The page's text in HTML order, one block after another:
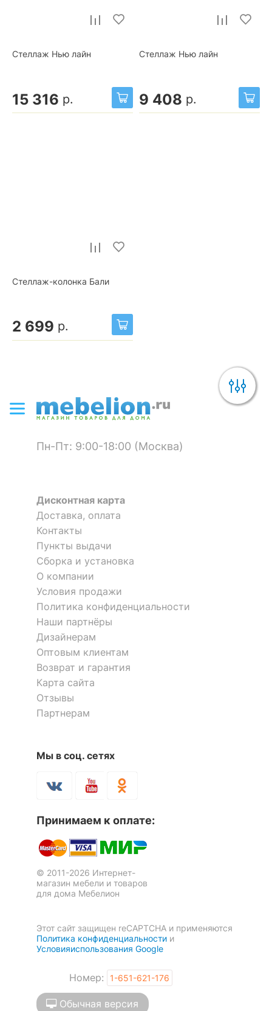
Стеллаж Нью лайн
15 316 р.
Стеллаж Нью лайн
9 408 р.
Стеллаж-колонка Бали
2 699 р.
Пн-Пт: 9:00-18:00 (Москва)
Дисконтная карта
Доставка, оплата
Контакты
Пункты выдачи
Сборка и установка
О компании
Условия продажи
Политика конфиденциальности
Наши партнёры
Дизайнерам
Оптовым клиентам
Возврат и гарантия
Карта сайта
Отзывы
Партнерам
Мы в соц. сетях
Принимаем к оплате:
© 2011-2026 Интернет-
магазин мебели и товаров
для дома Мебелион
Этот сайт защищен reCAPTCHA и применяются
Политика конфиденциальности и
Условияиспользования Google
Номер: 1-651-621-176
Обычная версия